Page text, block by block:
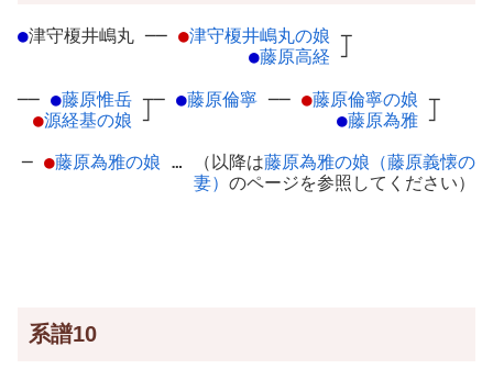
●津守榎井嶋丸 ── ●津守榎井嶋丸の娘 ┬
●藤原高経 ┘
── ●藤原惟岳 ┬
●源経基の娘 ┘
─ ●藤原倫寧 ── ●藤原倫寧の娘 ┬
●藤原為雅 ┘
─ ●藤原為雅の娘 … （以降は藤原為雅の娘（藤原義懐の
妻） のページを参照してください）
系譜10